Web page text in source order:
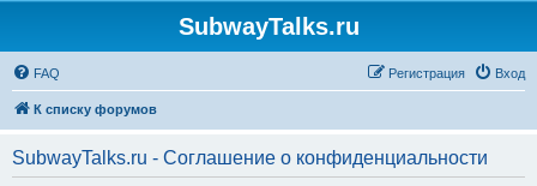
SubwayTalks.ru
FAQ Вход
Регистрация
К списку форумов
SubwayTalks.ru - Соглашение о конфиденциальности